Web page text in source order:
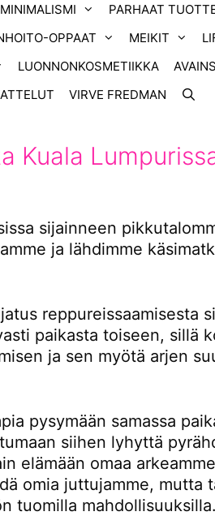
MINIMALISMI PARHAAT
OPPAAT MEIKIT
LUONNONKOSMETIIKKA
VIRVE FREDMAN
Kuala
sijainneen
ja lähdimme
reppureissaamisesta
paikasta toiseen, sillä
ja sen myötä arjen
pysymään samassa
siihen lyhyttä
elämään omaa
omia juttujamme, mutta
tuomilla mahdollisuuksilla.